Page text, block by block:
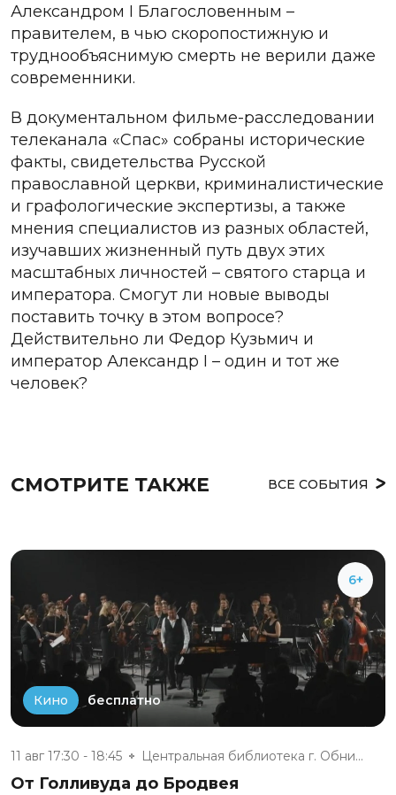
Александром І Благословенным –
правителем, в чью скоропостижную и
труднообъяснимую смерть не верили даже
современники.
В документальном фильме-расследовании
телеканала «Спас» собраны исторические
факты, свидетельства Русской
православной церкви, криминалистические
и графологические экспертизы, а также
мнения специалистов из разных областей,
изучавших жизненный путь двух этих
масштабных личностей – святого старца и
императора. Смогут ли новые выводы
поставить точку в этом вопросе?
Действительно ли Федор Кузьмич и
император Александр I – один и тот же
человек?
СМОТРИТЕ ТАКЖЕ ВСЕ СОБЫТИЯ
6+
Кино бесплатно
11 авг 17:30 - 18:45 Центральная библиотека г. Обни...
От Голливуда до Бродвея